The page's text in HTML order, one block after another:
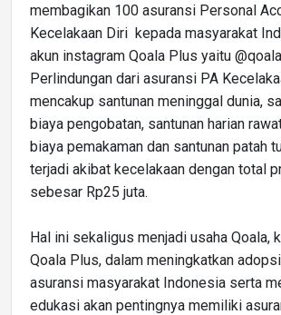
membagikan 100 asuransi Personal
Kecelakaan Diri kepada masyarakat
akun instagram Qoala Plus yaitu
Perlindungan dari asuransi PA
mencakup santunan meninggal dunia,
biaya pengobatan, santunan harian
biaya pemakaman dan santunan patah
terjadi akibat kecelakaan dengan total
sebesar Rp25 juta.
Hal ini sekaligus menjadi usaha Qoala,
Qoala Plus, dalam meningkatkan
asuransi masyarakat Indonesia serta
edukasi akan pentingnya memiliki